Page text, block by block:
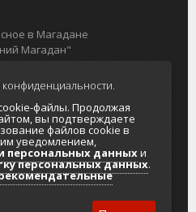
в Магадане
Магадан"
доска объявлений
туристический портал
в отношении обработки
данных
на обработку персональных
файлы. Продолжая
вы подтверждаете
файлов cookie в
уведомлением,
персональных данныхи
персональных данных.